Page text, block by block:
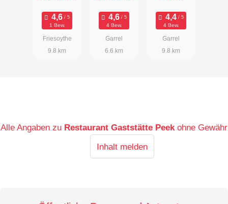
1 Bew.
Friesoythe
9.8 km
4 Bew.
Garrel
6.6 km
4 Bew.
Garrel
9.8 km
Alle Angaben zu Restaurant Gaststätte Peek ohne Gewähr
Inhalt melden